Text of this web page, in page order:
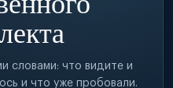
словами: что видите и
и что уже пробовали.